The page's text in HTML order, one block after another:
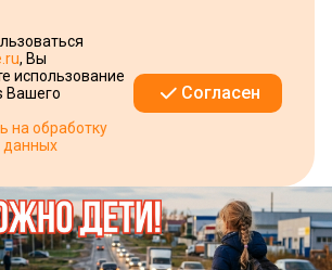
, Вы
использование
Вашего
на обработку
данных
Согласен